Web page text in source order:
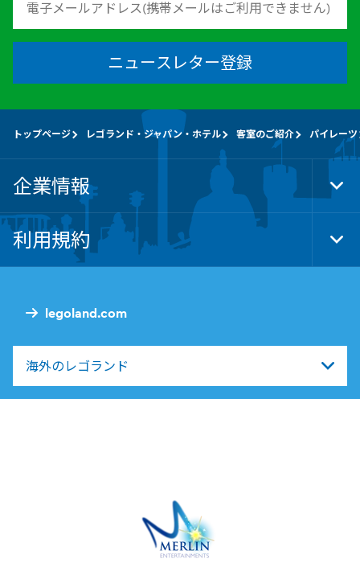
ニュースレター登録
legoland.com
海外のレゴランド
トップページ レゴランド・ジャパン・ホテル 客室のご紹介 パイレーツ
企業情報
利用規約